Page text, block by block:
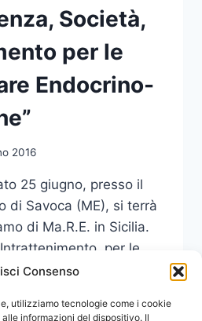
Consenso
utilizziamo tecnologie come i cookie
informazioni del dispositivo. Il
Società,
per le
Endocrino-
2016
25 giugno, presso il
di Savoca (ME), si terrà
di Ma.R.E. in Sicilia.
per le
metaboliche”.